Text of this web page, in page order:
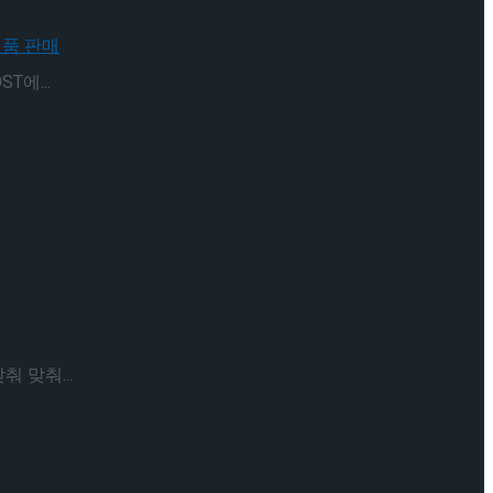
와의 콜라보 제품 판매
의 콜라보 제품 판매
에...
맞춰...